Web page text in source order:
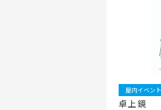
屋内イベン
卓上鏡